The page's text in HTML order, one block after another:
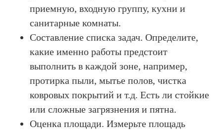
приемную, входную группу, кухни и
санитарные комнаты.
Составление списка задач. Определите,
какие именно работы предстоит
выполнить в каждой зоне, например,
протирка пыли, мытье полов, чистка
ковровых покрытий и т.д. Есть ли стойкие
или сложные загрязнения и пятна.
Оценка площади. Измерьте площадь